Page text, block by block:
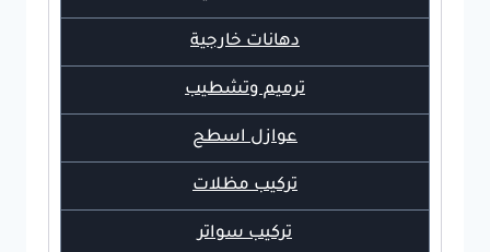
دهانات خارجية
ترميم وتشطيب
عوازل اسطح
تركيب مظلات
تركيب سواتر